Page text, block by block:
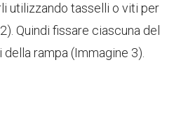
utilizzando tasselli o viti per
Quindi fissare ciascuna del
rampa (Immagine 3).